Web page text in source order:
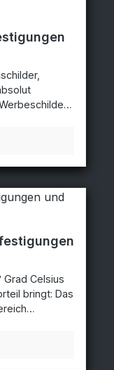
bedruckt.
zu
wird
6-Farbdruck
Celsius
bringt: Das